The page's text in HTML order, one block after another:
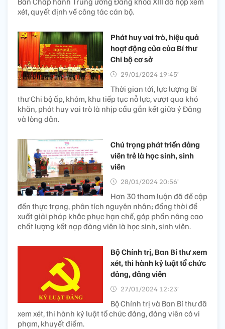
xét, quyết định về công tác cán bộ.
Phát huy vai trò, hiệu quả
hoạt động của của Bí thư
Chi bộ cơ sở
29/01/2024 19:45’
Thời gian tới, lực lượng Bí
thư Chi bộ ấp, khóm, khu tiếp tục nỗ lực, vượt qua khó
khăn, phát huy vai trò là nhịp cầu gắn kết giữa ý Đảng
và lòng dân.
Chú trọng phát triển đảng
viên trẻ là học sinh, sinh
viên
28/01/2024 20:56’
Hơn 30 tham luận đã đề cập
đến thực trạng, phân tích nguyên nhân; đồng thời đề
xuất giải pháp khắc phục hạn chế, góp phần nâng cao
chất lượng kết nạp đảng viên là học sinh, sinh viên.
Bộ Chính trị, Ban Bí thư xem
xét, thi hành kỷ luật tổ chức
đảng, đảng viên
27/01/2024 12:23’
Bộ Chính trị và Ban Bí thư đã
xem xét, thi hành kỷ luật tổ chức đảng, đảng viên có vi
phạm, khuyết điểm.